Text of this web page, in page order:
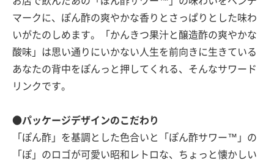
マークに、ぽん酢の爽やかな香りとさっぱりとした味わ
いがたのしめます。「かんきつ果汁と醸造酢の爽やかな
酸味」は思い通りにいかない人生を前向きに生きている
あなたの背中をぽんっと押してくれる、そんなサワード
リンクです。
●パッケージデザインのこだわり
「ぽん酢」を基調とした色合いと「ぽん酢サワー™」の
「ぽ」のロゴが可愛い昭和レトロな、ちょっと懐かしい